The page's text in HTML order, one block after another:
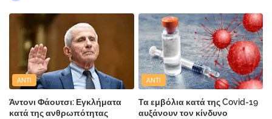
ANTI
Άντονι Φάουτσι: Εγκλήματα
κατά της ανθρωπότητας
ANTI
Τα εμβόλια κατά της Covid-19
αυξάνουν τον κίνδυνο